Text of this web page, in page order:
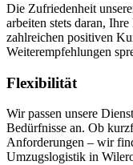
Die Zufriedenheit
arbeiten stets daran,
zahlreichen positiven
Weiterempfehlungen
Flexibilität
Wir passen unsere
Bedürfnisse an. Ob
Anforderungen – wir
Umzugslogistik in